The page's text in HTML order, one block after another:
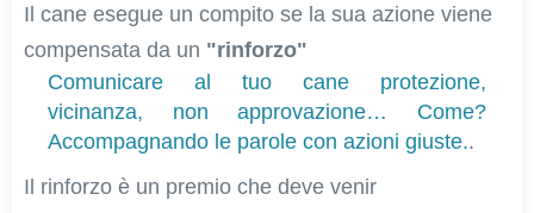
Il cane esegue un compito se la sua azione viene
compensata da un "rinforzo"
Comunicare al tuo cane protezione,
vicinanza, non approvazione… Come?
Accompagnando le parole con azioni giuste..
Il rinforzo è un premio che deve venir